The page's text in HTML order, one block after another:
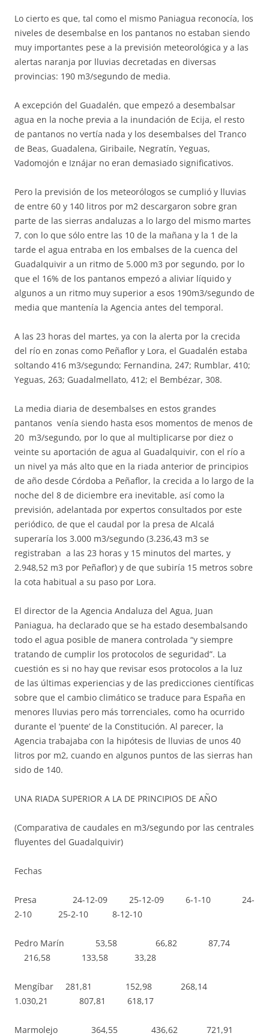
Lo cierto es que, tal como el mismo Paniagua reconocía, los
niveles de desembalse en los pantanos no estaban siendo
muy importantes pese a la previsión meteorológica y a las
alertas naranja por lluvias decretadas en diversas
provincias: 190 m3/segundo de media.
A excepción del Guadalén, que empezó a desembalsar
agua en la noche previa a la inundación de Ecija, el resto
de pantanos no vertía nada y los desembalses del Tranco
de Beas, Guadalena, Giribaile, Negratín, Yeguas,
Vadomojón e Iznájar no eran demasiado significativos.
Pero la previsión de los meteorólogos se cumplió y lluvias
de entre 60 y 140 litros por m2 descargaron sobre gran
parte de las sierras andaluzas a lo largo del mismo martes
7, con lo que sólo entre las 10 de la mañana y la 1 de la
tarde el agua entraba en los embalses de la cuenca del
Guadalquivir a un ritmo de 5.000 m3 por segundo, por lo
que el 16% de los pantanos empezó a aliviar líquido y
algunos a un ritmo muy superior a esos 190m3/segundo de
media que mantenía la Agencia antes del temporal.
A las 23 horas del martes, ya con la alerta por la crecida
del río en zonas como Peñaflor y Lora, el Guadalén estaba
soltando 416 m3/segundo; Fernandina, 247; Rumblar, 410;
Yeguas, 263; Guadalmellato, 412; el Bembézar, 308.
La media diaria de desembalses en estos grandes
pantanos venía siendo hasta esos momentos de menos de
20 m3/segundo, por lo que al multiplicarse por diez o
veinte su aportación de agua al Guadalquivir, con el río a
un nivel ya más alto que en la riada anterior de principios
de año desde Córdoba a Peñaflor, la crecida a lo largo de la
noche del 8 de diciembre era inevitable, así como la
previsión, adelantada por expertos consultados por este
periódico, de que el caudal por la presa de Alcalá
superaría los 3.000 m3/segundo (3.236,43 m3 se
registraban a las 23 horas y 15 minutos del martes, y
2.948,52 m3 por Peñaflor) y de que subiría 15 metros sobre
la cota habitual a su paso por Lora.
El director de la Agencia Andaluza del Agua, Juan
Paniagua, ha declarado que se ha estado desembalsando
todo el agua posible de manera controlada “y siempre
tratando de cumplir los protocolos de seguridad”. La
cuestión es si no hay que revisar esos protocolos a la luz
de las últimas experiencias y de las predicciones científicas
sobre que el cambio climático se traduce para España en
menores lluvias pero más torrenciales, como ha ocurrido
durante el ‘puente’ de la Constitución. Al parecer, la
Agencia trabajaba con la hipótesis de lluvias de unos 40
litros por m2, cuando en algunos puntos de las sierras han
sido de 140.
UNA RIADA SUPERIOR A LA DE PRINCIPIOS DE AÑO
(Comparativa de caudales en m3/segundo por las centrales
fluyentes del Guadalquivir)
Fechas
Presa 24-12-09 25-12-09 6-1-10 24-
2-10 25-2-10 8-12-10
Pedro Marín 53,58 66,82 87,74
216,58 133,58 33,28
Mengíbar 281,81 152,98 268,14
1.030,21 807,81 618,17
Marmolejo 364,55 436,62 721,91